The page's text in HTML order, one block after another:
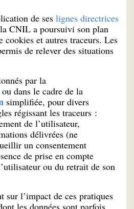
de ses lignes directrices
la CNIL a poursuivi son plan
cookies et autres traceurs. Les
de relever des situations
par la
ou dans le cadre de la
simplifiée, pour divers
régissant les traceurs :
de l’utilisateur,
délivrées (ne
un consentement
de prise en compte
ou du retrait de son
sur l’impact de ces pratiques